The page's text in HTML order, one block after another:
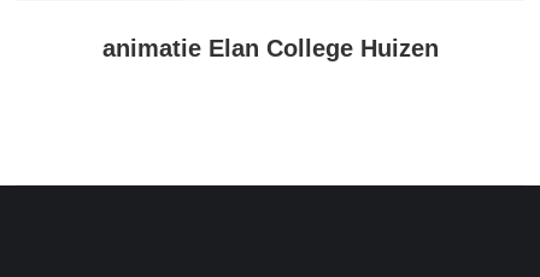
animatie Elan College Huizen